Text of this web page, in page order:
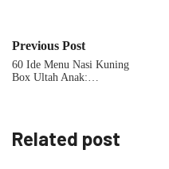
Previous Post
60 Ide Menu Nasi Kuning
Box Ultah Anak:…
Related post